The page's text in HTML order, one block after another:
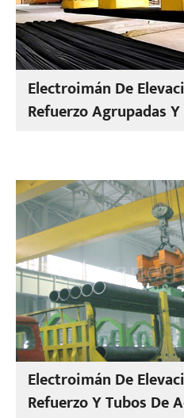
Electroimán De
Refuerzo Agrupadas
Electroimán De
Refuerzo Y Tubos De